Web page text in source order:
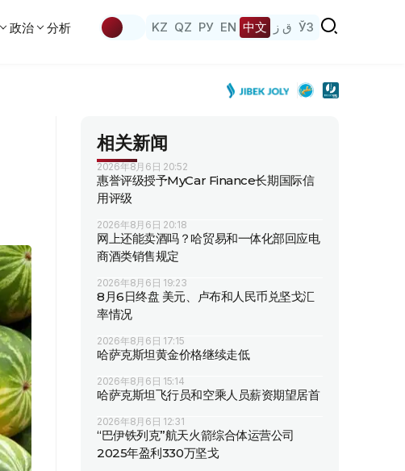
政治 分析 KZ QZ РУ EN 中文 ق ز ЎЗ
相关新闻
2026年8月6日 20:52
惠誉评级授予MyCar Finance长期国际信
用评级
2026年8月6日 20:18
网上还能卖酒吗？哈贸易和一体化部回应电
商酒类销售规定
2026年8月6日 19:23
8月6日终盘 美元、卢布和人民币兑坚戈汇
率情况
2026年8月6日 17:15
哈萨克斯坦黄金价格继续走低
2026年8月6日 15:14
哈萨克斯坦飞行员和空乘人员薪资期望居首
2026年8月6日 12:31
“巴伊铁列克”航天火箭综合体运营公司
2025年盈利330万坚戈